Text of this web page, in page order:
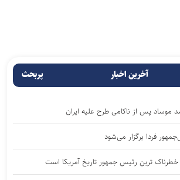
آخرین اخبار پربحث
موساد پس از ناکامی طرح علیه ایران
فردا برگزار می‌شود
خطرناک‌ ترین رئیس‌ جمهور تاریخ آمریکا است